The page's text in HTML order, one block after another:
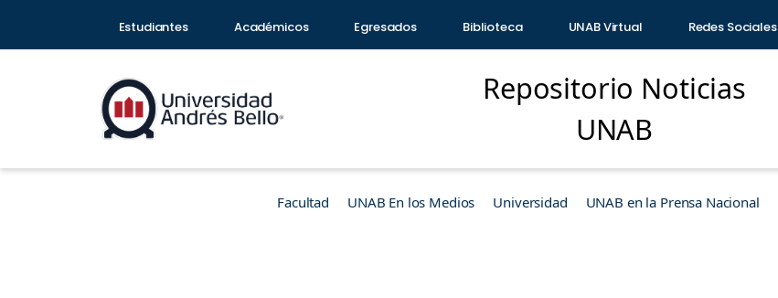
Estudiantes Académicos Egresados Biblioteca UNAB Virtual Redes Sociales
Repositorio Noticias
UNAB
Facultad UNAB En los Medios Universidad UNAB en la Prensa Nacional